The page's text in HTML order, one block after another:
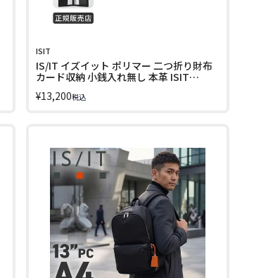
ISIT
IS/IT イズイット ポリマー 二つ折り財布
カード収納 小銭入れ無し 本革 ISIT
¥13,200税込